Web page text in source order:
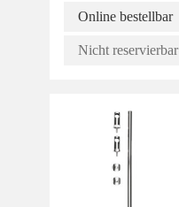
Online bestellbar
Nicht reservierbar